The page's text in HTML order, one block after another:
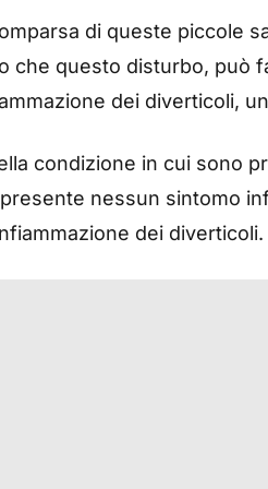
di queste piccole
che questo disturbo, può
dei diverticoli,
condizione in cui sono
nessun sintomo
dei diverticoli.